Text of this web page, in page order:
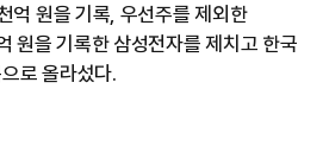
원을 기록, 우선주를 제외한
원을 기록한 삼성전자를 제치고 한국
로 올라섰다.